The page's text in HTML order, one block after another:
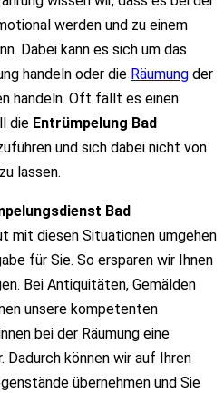
werden und zu einem
Dabei kann es sich um das
handeln oder die Räumung der
handeln. Oft fällt es einen
die Entrümpelung Bad
und sich dabei nicht von
lassen.
Bad
mit diesen Situationen umgehen
für Sie. So ersparen wir Ihnen
Bei Antiquitäten, Gemälden
unsere kompetenten
bei der Räumung eine
Dadurch können wir auf Ihren
übernehmen und Sie